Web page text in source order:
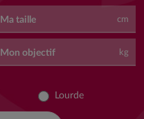
Ma taille cm
Mon objectif kg
Lourde